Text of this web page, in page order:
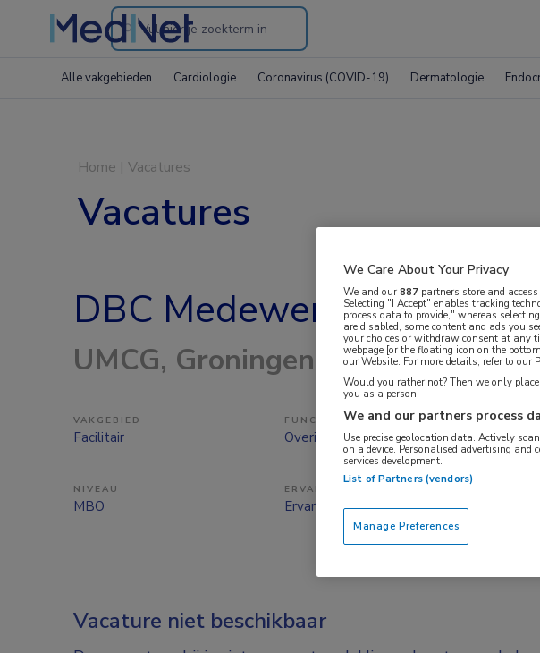
Search
the
Alle vakgebieden Cardiologie Coronavirus (COVID-19) Dermatologie
Home | Vacatures
Vacatures
DBC Medewerker
UMCG, Groningen
VAKGEBIED
Facilitair
FUNCTIE
Overige beroepen facilitair
NIVEAU
MBO
ERVARING
Ervaren
Vacature niet beschikbaar
We Care About Your Privacy
We and our887 partners store and
Selecting "I Accept" enables tracking
process data to provide," whereas
are disabled, some content and ads you
your choices or withdraw consent at any
webpage [or the floating icon on the
our Website. For more details, refer to our
Would you rather not? Then we only
you as a person
We and our partners process
Use precise geolocation data. Actively
on a device. Personalised advertising and
services development.
List of Partners (vendors)
Manage Preferences